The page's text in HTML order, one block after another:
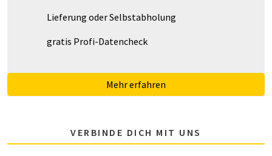
Lieferung oder Selbstabholung
gratis Profi-Datencheck
Mehr erfahren
VERBINDE DICH MIT UNS